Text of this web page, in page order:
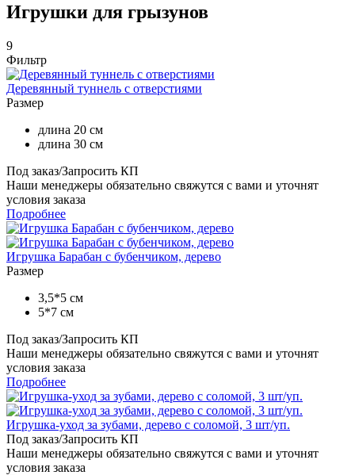
Игрушки для грызунов
9
Фильтр
Деревянный туннель с отверстиями
Размер
длина 20 см
длина 30 см
Под заказ/Запросить КП
Наши менеджеры обязательно свяжутся с вами и уточнят
условия заказа
Подробнее
Игрушка Барабан с бубенчиком, дерево
Размер
3,5*5 см
5*7 см
Под заказ/Запросить КП
Наши менеджеры обязательно свяжутся с вами и уточнят
условия заказа
Подробнее
Игрушка-уход за зубами, дерево с соломой, 3 шт/уп.
Под заказ/Запросить КП
Наши менеджеры обязательно свяжутся с вами и уточнят
условия заказа